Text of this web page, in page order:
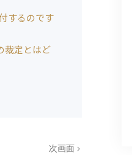
するのです
裁定とはど
次画面